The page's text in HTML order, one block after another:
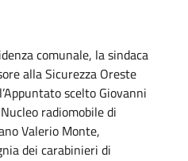
comunale, la sindaca
alla Sicurezza Oreste
scelto Giovanni
radiomobile di
Valerio Monte,
dei carabinieri di